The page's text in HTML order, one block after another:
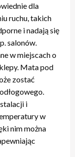
dla
ruchu, takich
i nadają się
salonów.
w miejscach o
Mata pod
zostać
i
w
nim można